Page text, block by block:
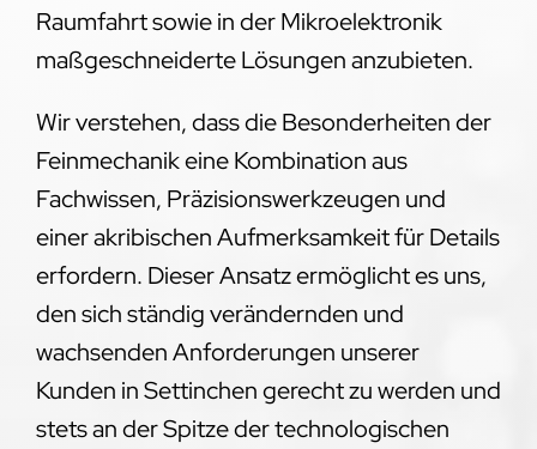
Raumfahrt sowie in der Mikroelektronik
maßgeschneiderte Lösungen anzubieten.
Wir verstehen, dass die Besonderheiten der
Feinmechanik eine Kombination aus
Fachwissen, Präzisionswerkzeugen und
einer akribischen Aufmerksamkeit für Details
erfordern. Dieser Ansatz ermöglicht es uns,
den sich ständig verändernden und
wachsenden Anforderungen unserer
Kunden in Settinchen gerecht zu werden und
stets an der Spitze der technologischen